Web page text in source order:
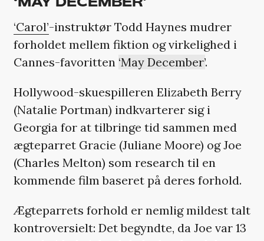
‘Carol’-instruktør Todd Haynes mudrer
forholdet mellem fiktion og virkelighed i
Cannes-favoritten ‘May December’.
Hollywood-skuespilleren Elizabeth Berry
(Natalie Portman) indkvarterer sig i
Georgia for at tilbringe tid sammen med
ægteparret Gracie (Juliane Moore) og Joe
(Charles Melton) som research til en
kommende film baseret på deres forhold.
Ægteparrets forhold er nemlig mildest talt
kontroversielt: Det begyndte, da Joe var 13